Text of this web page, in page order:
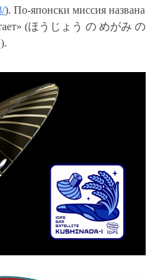
). По-японски миссия названа
(ほうじょう の めがみ の
).